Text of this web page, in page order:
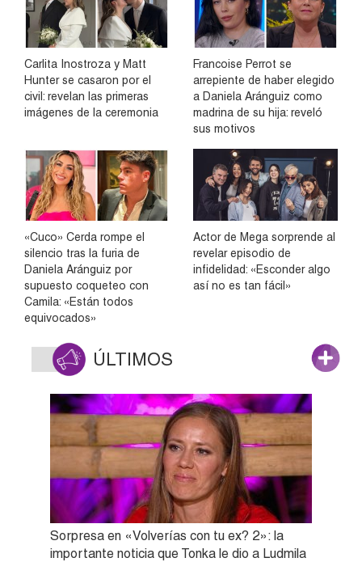
Carlita Inostroza y Matt
Hunter se casaron por el
civil: revelan las primeras
imágenes de la ceremonia
Francoise Perrot se
arrepiente de haber elegido
a Daniela Aránguiz como
madrina de su hija: reveló
sus motivos
«Cuco» Cerda rompe el
silencio tras la furia de
Daniela Aránguiz por
supuesto coqueteo con
Camila: «Están todos
equivocados»
Actor de Mega sorprende al
revelar episodio de
infidelidad: «Esconder algo
así no es tan fácil»
ÚLTIMOS
Sorpresa en «Volverías con tu ex? 2»: la
importante noticia que Tonka le dio a Ludmila